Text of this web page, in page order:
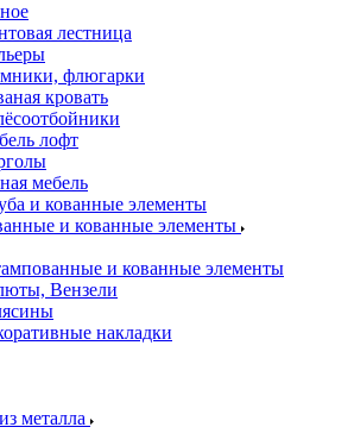
лестница
флюгарки
кровать
лофт
мебель
и кованные элементы
и кованные элементы
и кованные элементы
Вензели
накладки
металла